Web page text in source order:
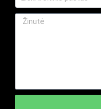
Hub — iki 99
Hub Plus — iki 149
Atsparumas drėgmei: iki